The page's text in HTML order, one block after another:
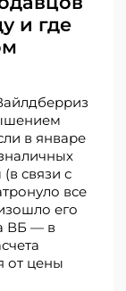
и где
в январе
связи с
все
его
ВБ — в
от цены